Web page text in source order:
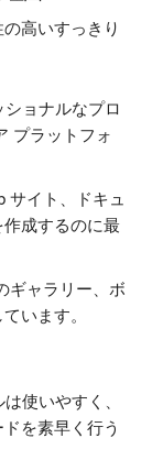
高いすっきり
ョナルなプロ
プラットフォ
サイト、ドキュ
成するのに最
ギャラリー、ボ
います。
使いやすく、
を素早く行う